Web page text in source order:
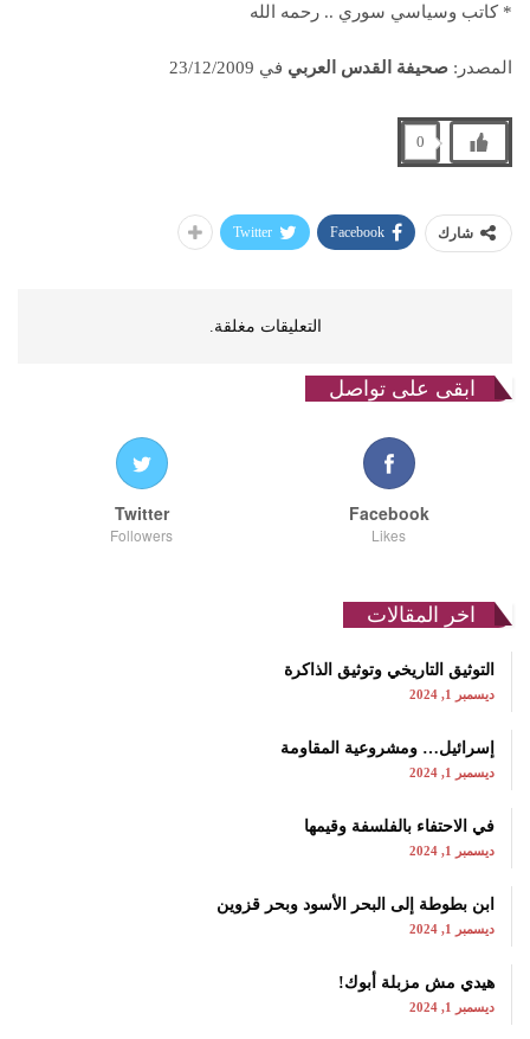
* كاتب وسياسي سوري .. رحمه الله
المصدر: صحيفة القدس العربي في 23/12/2009
0
شارك Facebook
Twitter
التعليقات مغلقة.
ابقى على تواصل
Facebook
Likes
Twitter
Followers
اخر المقالات
التوثيق التاريخي وتوثيق الذاكرة
ديسمبر 1, 2024
إسرائيل… ومشروعية المقاومة
ديسمبر 1, 2024
في الاحتفاء بالفلسفة وقيمها
ديسمبر 1, 2024
ابن بطوطة إلى البحر الأسود وبحر قزوين
ديسمبر 1, 2024
هيدي مش مزبلة أبوك!
ديسمبر 1, 2024